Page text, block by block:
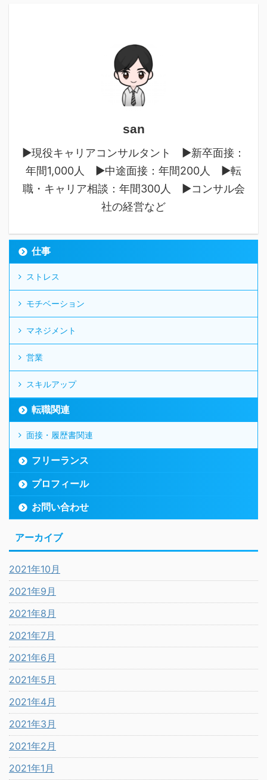
san
▶︎現役キャリアコンサルタント ▶︎新卒面接：
年間1,000人 ▶︎中途面接：年間200人 ▶︎転
職・キャリア相談：年間300人 ▶︎コンサル会
社の経営など
仕事
ストレス
モチベーション
マネジメント
営業
スキルアップ
転職関連
面接・履歴書関連
フリーランス
プロフィール
お問い合わせ
アーカイブ
2021年10月
2021年9月
2021年8月
2021年7月
2021年6月
2021年5月
2021年4月
2021年3月
2021年2月
2021年1月